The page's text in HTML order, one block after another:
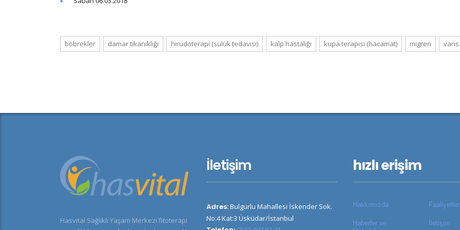
böbrekler damar tıkanıklığı hirudoterapi (sülük tedavisi) kalp hastalığı kupa terapisi (hacamat) migren varis
Hasvital Sağlıklı Yaşam Merkezi fitoterapi
İletişim
Adres:Bulgurlu Mahallesi İskender Sok.
No:4 Kat:3 Üsküdar/İstanbul
hızlı erişim
Hakkımızda
Haberler ve
İletişim